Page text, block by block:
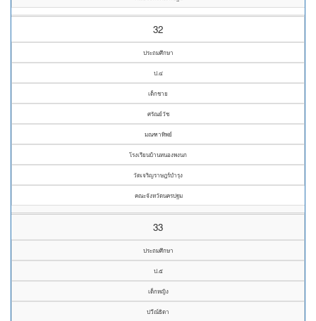
32
ประถมศึกษา
ป.๔
เด็กชาย
ศรัณย์วัช
มณฑาทิพย์
โรงเรียนบ้านหนองพงนก
วัดเจริญราษฎร์บำรุง
คณะจังหวัดนครปฐม
33
ประถมศึกษา
ป.๕
เด็กหญิง
ปวีณ์ธิดา